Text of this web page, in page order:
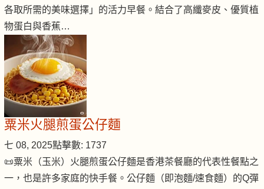
各取所需的美味選擇」的活力早餐。結合了高纖麥皮、優質植
物蛋白與香蕉…
粟米火腿煎蛋公仔麵
七 08, 2025點擊數: 1737
📜粟米（玉米）火腿煎蛋公仔麵是香港茶餐廳的代表性餐點之
一，也是許多家庭的快手餐。公仔麵（即泡麵/速食麵）的Q彈